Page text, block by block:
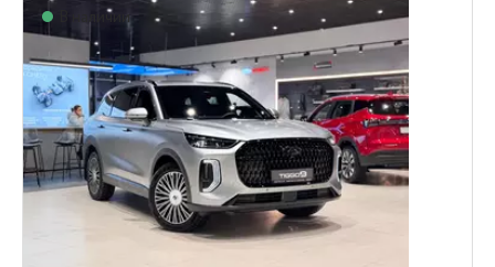
В наличии